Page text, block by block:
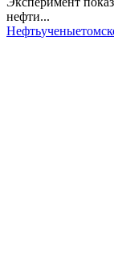
нефти...
Нефтьученыетомск